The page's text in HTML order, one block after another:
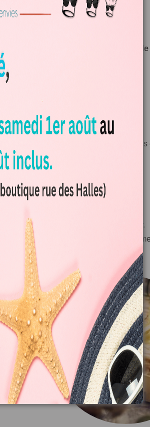
dans la tonalité, la glace à la crème
généreuse qui réchauffe l’âme.
par notre chasseur de
rouge.
:
pour conclure le repas en douceur.
chocolat blanc
ou une glace à la